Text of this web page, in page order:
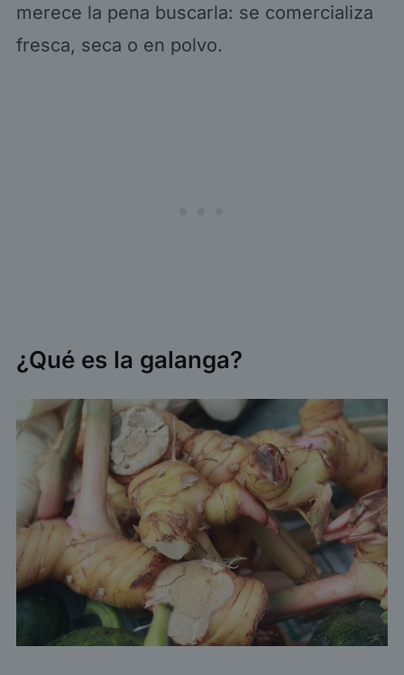
merece la pena buscarla: se comercializa
fresca, seca o en polvo.
¿Qué es la galanga?